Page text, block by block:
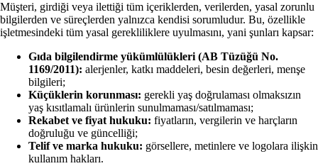
Müşteri, girdiği veya ilettiği tüm içeriklerden, verilerden, yasal zorunlu
bilgilerden ve süreçlerden yalnızca kendisi sorumludur. Bu, özellikle
işletmesindeki tüm yasal gerekliliklere uyulmasını, yani şunları kapsar:
Gıda bilgilendirme yükümlülükleri (AB Tüzüğü No.
1169/2011): alerjenler, katkı maddeleri, besin değerleri, menşe
bilgileri;
Küçüklerin korunması: gerekli yaş doğrulaması olmaksızın
yaş kısıtlamalı ürünlerin sunulmaması/satılmaması;
Rekabet ve fiyat hukuku: fiyatların, vergilerin ve harçların
doğruluğu ve güncelliği;
Telif ve marka hukuku: görsellere, metinlere ve logolara ilişkin
kullanım hakları.